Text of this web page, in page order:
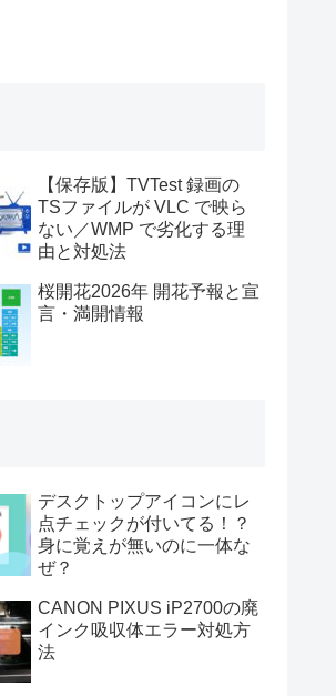
【保存版】TVTest 録画の
TSファイルが VLC で映ら
ない／WMP で劣化する理
由と対処法
桜開花2026年 開花予報と宣
言・満開情報
デスクトップアイコンにレ
点チェックが付いてる！？
身に覚えが無いのに一体な
ぜ？
CANON PIXUS iP2700の廃
インク吸収体エラー対処方
法